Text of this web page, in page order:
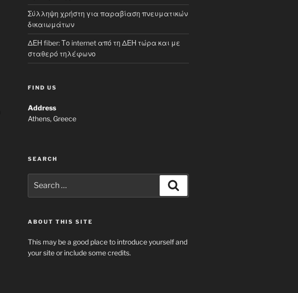
Σύλληψη χρήστη για παραβίαση πνευματικών
δικαιωμάτων
ΔΕΗ fiber: Το internet από τη ΔΕΗ τώρα και με
σταθερό τηλέφωνο
FIND US
Address
Athens, Greece
SEARCH
for:
ABOUT THIS SITE
This may be a good place to introduce yourself and
your site or include some credits.